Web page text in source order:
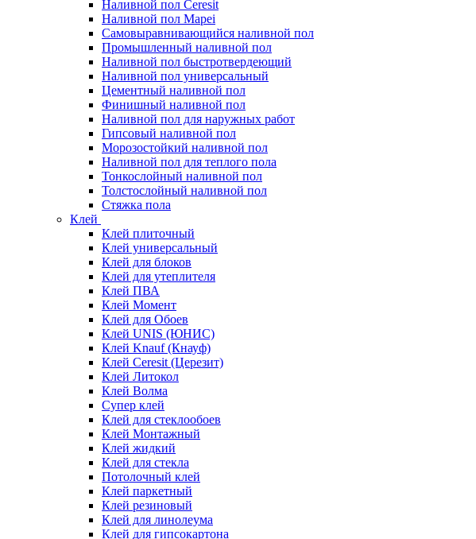
Наливной пол Ceresit
Наливной пол Mapei
Самовыравнивающийся наливной пол
Промышленный наливной пол
Наливной пол быстротвердеющий
Наливной пол универсальный
Цементный наливной пол
Финишный наливной пол
Наливной пол для наружных работ
Гипсовый наливной пол
Морозостойкий наливной пол
Наливной пол для теплого пола
Тонкослойный наливной пол
Толстослойный наливной пол
Стяжка пола
Клей
Клей плиточный
Клей универсальный
Клей для блоков
Клей для утеплителя
Клей ПВА
Клей Момент
Клей для Обоев
Клей UNIS (ЮНИС)
Клей Knauf (Кнауф)
Клей Ceresit (Церезит)
Клей Литокол
Клей Волма
Супер клей
Клей для стеклообоев
Клей Монтажный
Клей жидкий
Клей для стекла
Потолочный клей
Клей паркетный
Клей резиновый
Клей для линолеума
Клей для гипсокартона